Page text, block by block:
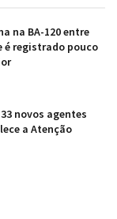
na BA-120 entre
é registrado pouco
novos agentes
a Atenção